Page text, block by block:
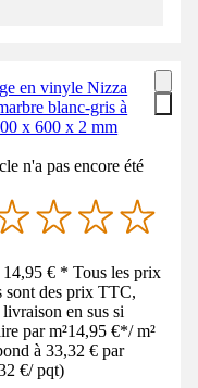
en vinyle Nizza
blanc-gris à
x 600 x 2 mm
n'a pas encore été
€ * Tous les prix
sont des prix TTC,
en sus si
par m²14,95 €*/ m²
à 33,32 € par
€/ pqt)